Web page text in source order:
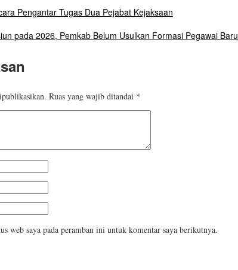
Pengantar Tugas Dua Pejabat Kejaksaan
pada 2026, Pemkab Belum Usulkan Formasi Pegawai Baru
Ruas yang wajib ditandai *
web saya pada peramban ini untuk komentar saya berikutnya.